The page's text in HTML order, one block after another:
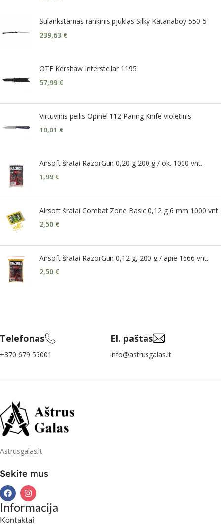
Sulankstamas rankinis pjūklas Silky Katanaboy 550-5
239,63 €
OTF Kershaw Interstellar 1195
57,99 €
Virtuvinis peilis Opinel 112 Paring Knife violetinis
10,01 €
Airsoft šratai RazorGun 0,20 g 200 g / ok. 1000 vnt.
1,99 €
Airsoft šratai Combat Zone Basic 0,12 g 6 mm 1000 vnt.
2,50 €
Airsoft šratai RazorGun 0,12 g, 200 g / apie 1666 vnt.
2,50 €
Telefonas
+370 679 56001
El. paštas
info@astrusgalas.lt
Astrusgalas.lt
Sekite mus
Informacija
Kontaktai